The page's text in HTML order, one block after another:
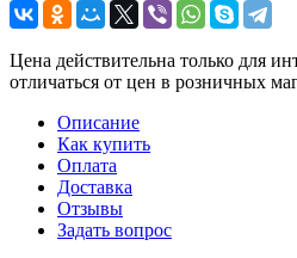
Цена действительна только для
отличаться от цен в розничных
Описание
Как купить
Оплата
Доставка
Отзывы
Задать вопрос